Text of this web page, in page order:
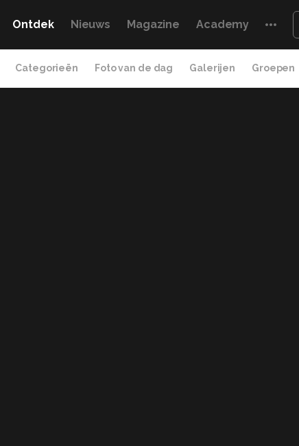
Ontdek Nieuws Magazine Academy
Categorieën Foto van de dag Galerijen Groepen